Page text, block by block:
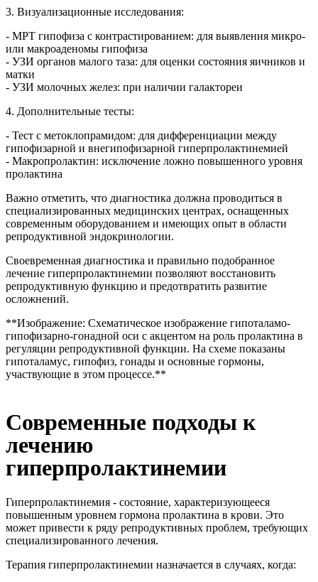
3. Визуализационные исследования:
- МРТ гипофиза с контрастированием: для выявления микро-
или макроаденомы гипофиза
- УЗИ органов малого таза: для оценки состояния яичников и
матки
- УЗИ молочных желез: при наличии галактореи
4. Дополнительные тесты:
- Тест с метоклопрамидом: для дифференциации между
гипофизарной и внегипофизарной гиперпролактинемией
- Макропролактин: исключение ложно повышенного уровня
пролактина
Важно отметить, что диагностика должна проводиться в
специализированных медицинских центрах, оснащенных
современным оборудованием и имеющих опыт в области
репродуктивной эндокринологии.
Своевременная диагностика и правильно подобранное
лечение гиперпролактинемии позволяют восстановить
репродуктивную функцию и предотвратить развитие
осложнений.
**Изображение: Схематическое изображение гипоталамо-
гипофизарно-гонадной оси с акцентом на роль пролактина в
регуляции репродуктивной функции. На схеме показаны
гипоталамус, гипофиз, гонады и основные гормоны,
участвующие в этом процессе.**
Современные подходы к
лечению
гиперпролактинемии
Гиперпролактинемия - состояние, характеризующееся
повышенным уровнем гормона пролактина в крови. Это
может привести к ряду репродуктивных проблем, требующих
специализированного лечения.
Терапия гиперпролактинемии назначается в случаях, когда: